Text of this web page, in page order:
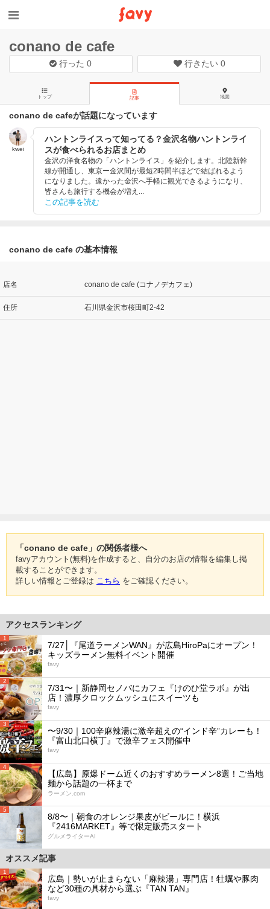
conano de cafe
行った0 行きたい 0
トップ 記事 地図
conano de cafeが話題になっています
kwei
ハントンライスって知ってる？金沢名物ハントンライ
スが食べられるお店まとめ
金沢の洋食名物の「ハントンライス」を紹介します。北陸新幹
線が開通し、東京ー金沢間が最短2時間半ほどで結ばれるよう
になりました。遠かった金沢へ手軽に観光できるようになり、
皆さんも旅行する機会が増え...
この記事を読む
conano de cafe の基本情報
店名 conano de cafe (コナノデカフェ)
住所 石川県金沢市桜田町2-42
「conano de cafe」の関係者様へ
favyアカウント(無料)を作成すると、自分のお店の情報を編集し掲
載することができます。
詳しい情報とご登録は こちら をご確認ください。
アクセスランキング
1
7/27│『尾道ラーメンWAN』が広島HiroPaにオープン！
キッズラーメン無料イベント開催
favy
2
7/31〜｜新静岡セノバにカフェ『けのひ堂ラボ』が出
店！濃厚クロックムッシュにスイーツも
favy
3
〜9/30｜100辛麻辣湯に激辛超えの“インド辛”カレーも！
『富山北口横丁』で激辛フェス開催中
favy
4
【広島】原爆ドーム近くのおすすめラーメン8選！ご当地
麺から話題の一杯まで
ラーメン.com
5
8/8〜｜朝食のオレンジ果皮がビールに！横浜
『2416MARKET』等で限定販売スタート
グルメライターAI
オススメ記事
1
広島｜勢いが止まらない「麻辣湯」専門店！牡蠣や豚肉
など30種の具材から選ぶ『TAN TAN』
favy